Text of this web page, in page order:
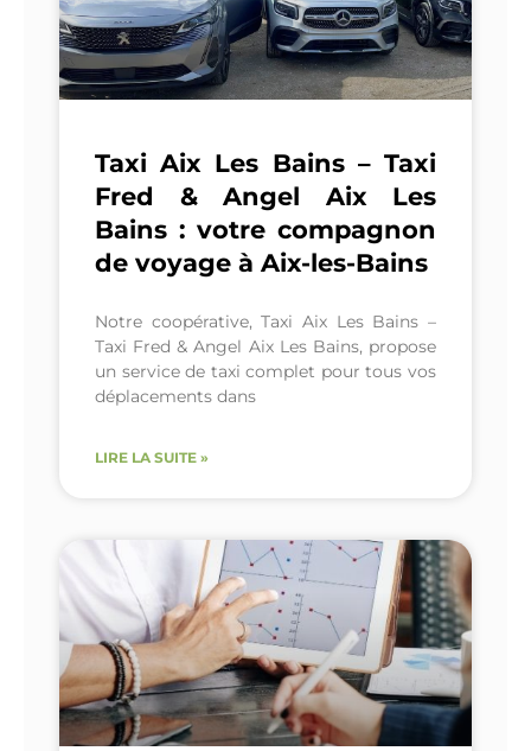
Taxi Aix Les Bains – Taxi
Fred & Angel Aix Les
Bains : votre compagnon
de voyage à Aix-les-Bains
Notre coopérative, Taxi Aix Les Bains –
Taxi Fred & Angel Aix Les Bains, propose
un service de taxi complet pour tous vos
déplacements dans
LIRE LA SUITE »